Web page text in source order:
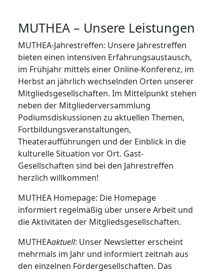
MUTHEA – Unsere Leistungen
MUTHEA-Jahrestreffen: Unsere Jahrestreffen
bieten einen intensiven Erfahrungsaustausch,
im Frühjahr mittels einer Online-Konferenz, im
Herbst an jährlich wechselnden Orten unserer
Mitgliedsgesellschaften. Im Mittelpunkt stehen
neben der Mitgliederversammlung
Podiumsdiskussionen zu aktuellen Themen,
Fortbildungsveranstaltungen,
Theateraufführungen und der Einblick in die
kulturelle Situation vor Ort. Gast-
Gesellschaften sind bei den Jahrestreffen
herzlich willkommen!
MUTHEA Homepage: Die Homepage
informiert regelmäßig über unsere Arbeit und
die Aktivitäten der Mitgliedsgesellschaften.
MUTHEAaktuell: Unser Newsletter erscheint
mehrmals im Jahr und informiert zeitnah aus
den einzelnen Fördergesellschaften. Das